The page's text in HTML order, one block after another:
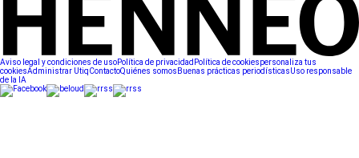
Aviso legal y condiciones de usoPolítica de privacidad Política de cookiespersonaliza tus
cookiesAdministrar UtiqContactoQuiénes somos Buenas prácticas periodísticasUso responsable
de la IA